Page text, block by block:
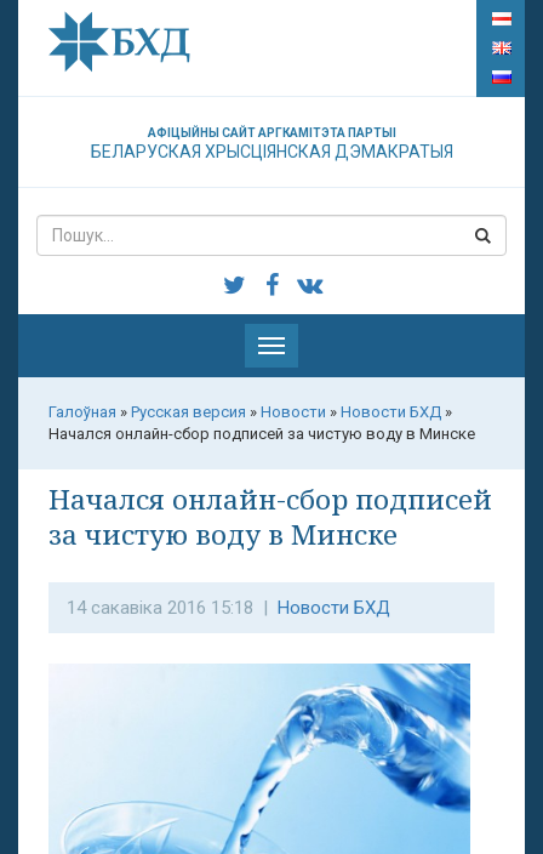
АФІЦЫЙНЫ САЙТ АРГКАМІТЭТА ПАРТЫІ
БЕЛАРУСКАЯ ХРЫСЦІЯНСКАЯ ДЭМАКРАТЫЯ
Паказаць
меню
Галоўная » Русская версия » Новости » Новости БХД »
Начался онлайн-сбор подписей за чистую воду в Минске
Начался онлайн-сбор подписей
за чистую воду в Минске
14 сакавіка 2016 15:18 | Новости БХД